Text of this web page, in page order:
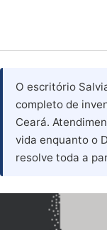
O escritório
completo de
Ceará.
vida enquanto o
resolve toda a